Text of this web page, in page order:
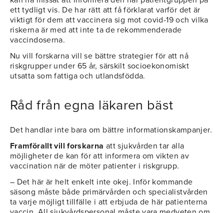
ett tydligt vis. De har rätt att få förklarat varför det är
viktigt för dem att vaccinera sig mot covid-19 och vilka
riskerna är med att inte ta de rekommenderade
vaccindoserna.
Nu vill forskarna vill se bättre strategier för att nå
riskgrupper under 65 år, särskilt socioekonomiskt
utsatta som fattiga och utlandsfödda.
Råd från egna läkaren bäst
Det handlar inte bara om bättre informationskampanjer.
Framförallt vill forskarna att sjukvården tar alla
möjligheter de kan för att informera om vikten av
vaccination när de möter patienter i riskgrupp.
– Det här är helt enkelt inte okej. Inför kommande
säsong måste både primärvården och specialistvården
ta varje möjligt tillfälle i att erbjuda de här patienterna